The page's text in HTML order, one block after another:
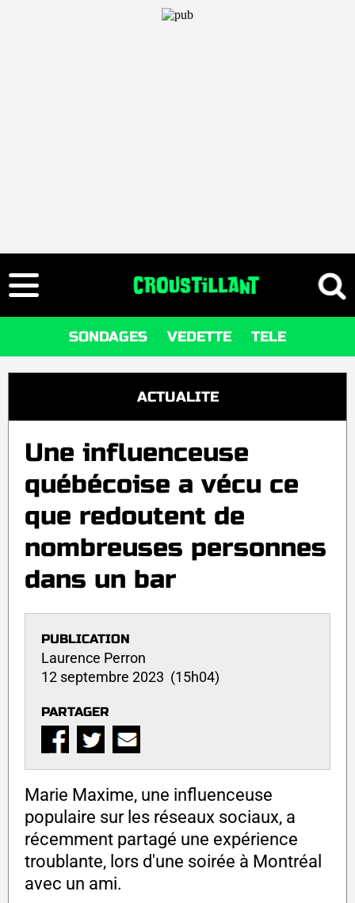
SONDAGES VEDETTE TELE
ACTUALITE
Une influenceuse
québécoise a vécu ce
que redoutent de
nombreuses personnes
dans un bar
PUBLICATION
Laurence Perron
12 septembre 2023 (15h04)
PARTAGER
Marie Maxime, une influenceuse
populaire sur les réseaux sociaux, a
récemment partagé une expérience
troublante, lors d'une soirée à Montréal
avec un ami.